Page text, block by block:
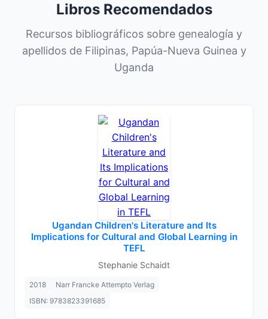
Libros Recomendados
Recursos bibliográficos sobre genealogía y
apellidos de Filipinas, Papúa-Nueva Guinea y
Uganda
Ugandan Children's Literature and Its
Implications for Cultural and Global Learning in
TEFL
Stephanie Schaidt
2018
Narr Francke Attempto Verlag
ISBN: 9783823391685